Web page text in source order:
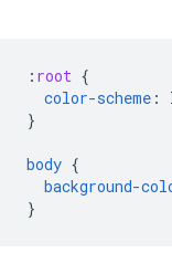
: root {
color-scheme :
}
body {
background-
}